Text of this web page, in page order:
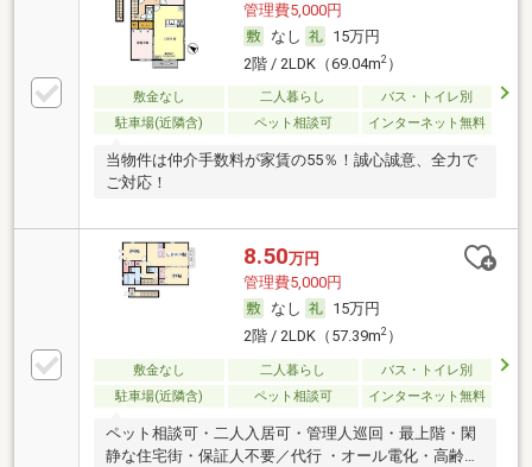
管理費5,000円
なし
15万円
2階 / 2LDK（69.04m2）
敷金なし 二人暮らし
バス・トイレ別
駐車場(近隣含)
ペット相談可 インターネット無料
当物件は仲介手数料が家賃の55％！誠心誠意、全力で
ご対応！
8.50万円
管理費5,000円
なし
15万円
2階 / 2LDK（57.39m2）
敷金なし 二人暮らし
バス・トイレ別
駐車場(近隣含)
ペット相談可 インターネット無料
ペット相談可・二人入居可・管理人巡回・最上階・閑
静な住宅街・保証人不要／代行 ・オール電化・高齢者